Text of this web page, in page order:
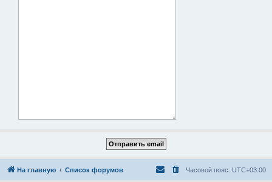
На главную Список форумов Часовой пояс: UTC+03:00